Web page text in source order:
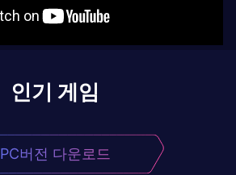
인기 게임
PC버전 다운로드